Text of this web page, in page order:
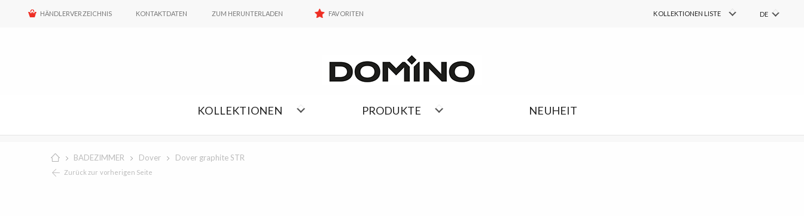
HÄNDLERVERZEICHNIS KONTAKTDATEN ZUM HERUNTERLADEN FAVORITEN KOLLEKTIONEN LISTE
DE
KOLLEKTIONEN PRODUKTE NEUHEIT
BADEZIMMER Dover Dover graphite STR
Zurück zur vorherigen Seite